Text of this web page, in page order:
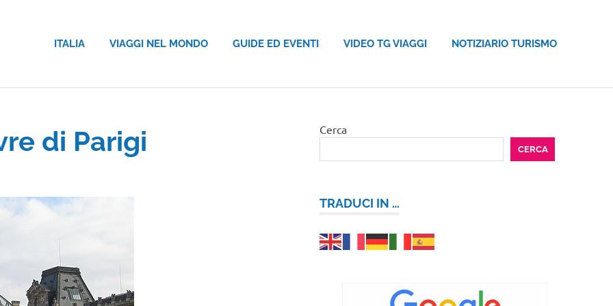
ITALIA VIAGGI NEL MONDO GUIDE ED EVENTI VIDEO TG VIAGGI NOTIZIARIO TURISMO
di Parigi Cerca
CERCA
TRADUCI IN …